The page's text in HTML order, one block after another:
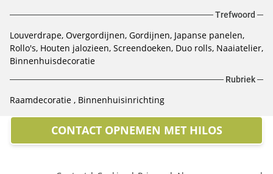
Trefwoord
Louverdrape, Overgordijnen, Gordijnen, Japanse panelen,
Rollo's, Houten jalozieen, Screendoeken, Duo rolls, Naaiatelier,
Binnenhuisdecoratie
Rubriek
Raamdecoratie Binnenhuisinrichting
CONTACT OPNEMEN MET HILOS